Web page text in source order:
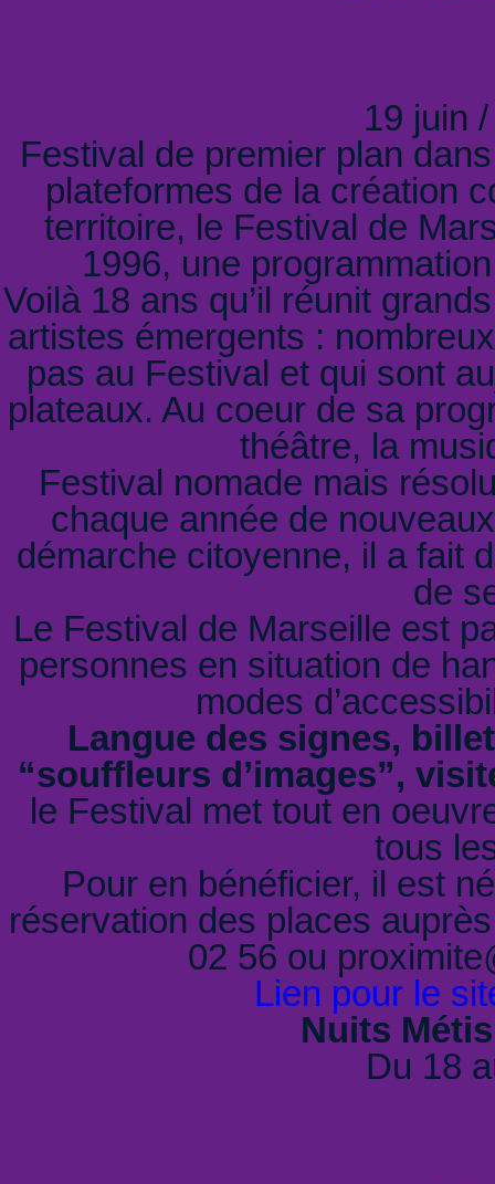
19 juin
Festival de premier plan
plateformes de la création
territoire, le Festival de
1996, une
Voilà 18 ans qu’il réunit
artistes émergents :
pas au Festival et qui sont
plateaux. Au coeur de sa
théâtre, la
Festival nomade mais
chaque année de
démarche citoyenne, il a fait
de
Le Festival de Marseille est
personnes en situation de
modes
Langue des signes,
“souffleurs d’images”,
le Festival met tout en
tous
Pour en bénéficier, il est
réservation des places
02 56 ou
Lien pour le
Nuits
Du 18